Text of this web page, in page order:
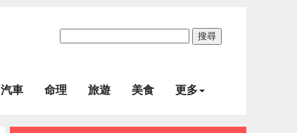
搜尋
汽車 命理 旅遊 美食 更多